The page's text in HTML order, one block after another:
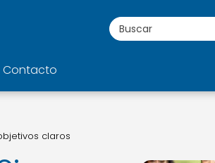
Contacto
claros